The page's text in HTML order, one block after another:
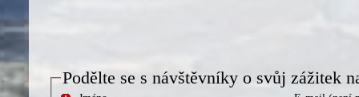
Podělte se s návštěvníky o svůj zážitek